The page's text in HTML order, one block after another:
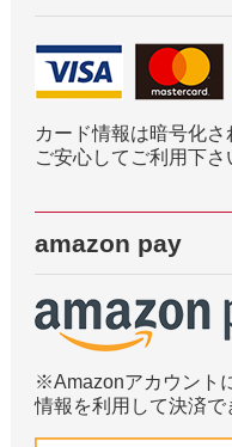
カード情報は暗号化さ
ご安心してご利用下さ
amazon pay
※Amazonアカウント
情報を利用して決済で